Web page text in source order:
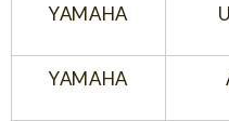
YAMAHA
YAMAHA